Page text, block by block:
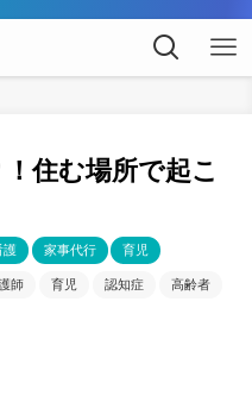
住む場所で起こ
護 家事代行 育児
師 育児 認知症 高齢者